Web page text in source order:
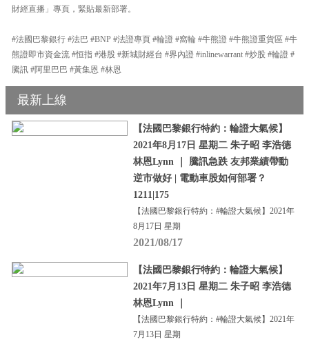
財經直播」專頁，緊貼最新部署。
#法國巴黎銀行 #法巴 #BNP #法證專頁 #輪證 #窩輪 #牛熊證 #牛熊證重貨區 #牛
熊證即市資金流 #恒指 #港股 #新城財經台 #界內證 #inlinewarrant #炒股 #輪證 #
騰訊 #阿里巴巴 #黃集恩 #林恩
最新上線
【法國巴黎銀行特約：輪證大氣候】
2021年8月17日 星期二 朱子昭 李浩德
林恩Lynn ｜ 騰訊急跌 友邦業績帶動
逆市做好 | 電動車股如何部署？
1211|175
【法國巴黎銀行特約：#輪證大氣候】2021年
8月17日 星期
2021/08/17
【法國巴黎銀行特約：輪證大氣候】
2021年7月13日 星期二 朱子昭 李浩德
林恩Lynn ｜
【法國巴黎銀行特約：#輪證大氣候】2021年
7月13日 星期